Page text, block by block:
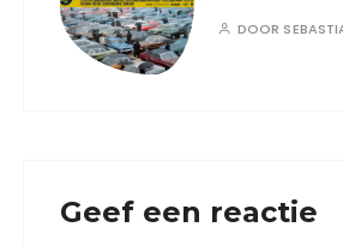
DOOR
Geef een reactie